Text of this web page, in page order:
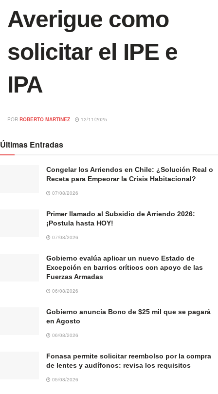
Averigue como
solicitar el IPE e
IPA
POR ROBERTO MARTINEZ 12/11/2025
Últimas Entradas
Congelar los Arriendos en Chile: ¿Solución Real o
Receta para Empeorar la Crisis Habitacional?
07/08/2026
Primer llamado al Subsidio de Arriendo 2026:
¡Postula hasta HOY!
07/08/2026
Gobierno evalúa aplicar un nuevo Estado de
Excepción en barrios críticos con apoyo de las
Fuerzas Armadas
06/08/2026
Gobierno anuncia Bono de $25 mil que se pagará
en Agosto
06/08/2026
Fonasa permite solicitar reembolso por la compra
de lentes y audífonos: revisa los requisitos
05/08/2026